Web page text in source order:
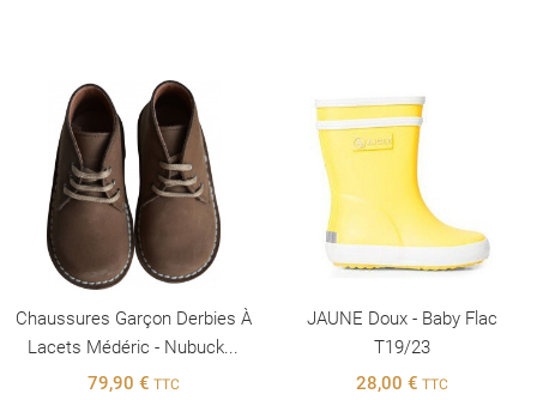
Chaussures Garçon Derbies À
Lacets Médéric - Nubuck...
79,90 € TTC
JAUNE Doux - Baby Flac
T19/23
28,00 € TTC